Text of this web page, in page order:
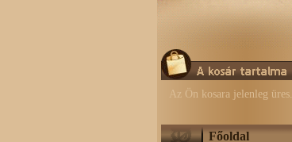
Az Ön kosara jelenleg üres.
Főoldal